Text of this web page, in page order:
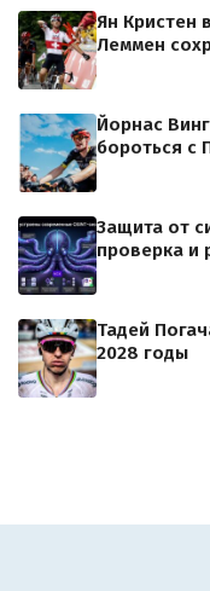
Ян Кристен
Леммен
Йорнас
бороться с
Защита от
проверка и
Тадей
2028 годы